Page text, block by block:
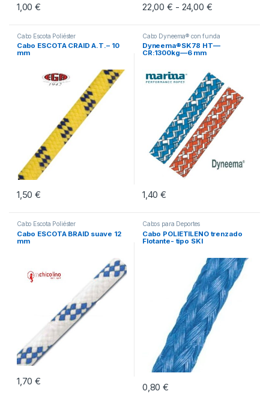
1,00€ 22,00€ - 24,00 €Rango de
Este producto tiene múltiples
Cabo Escota Poliéster
Cabo ESCOTA CRAID A.T.– 10
mm
1,50€
Cabo Dyneema® con funda
Dyneema®SK78 HT—
CR:1300kg—6 mm
1,40€
Este producto tiene múltiples
Cabo Escota Poliéster
Cabo ESCOTA BRAID suave 12
mm
1,70€
Cabos para Deportes
Cabo POLIETILENO trenzado
Flotante- tipo SKI
0,80€